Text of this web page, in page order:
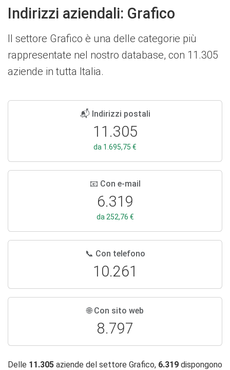
Indirizzi aziendali: Grafico
Il settore Grafico è una delle categorie più
rappresentate nel nostro database, con 11.305
aziende in tutta Italia.
📬 Indirizzi postali
11.305
da 1.695,75 €
📧 Con e-mail
6.319
da 252,76 €
📞 Con telefono
10.261
🌐 Con sito web
8.797
Delle 11.305 aziende del settore Grafico, 6.319 dispongono